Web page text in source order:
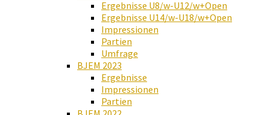
Ergebnisse U8/w-U12/w+Open
Ergebnisse U14/w-U18/w+Open
Impressionen
Partien
Umfrage
BJEM 2023
Ergebnisse
Impressionen
Partien